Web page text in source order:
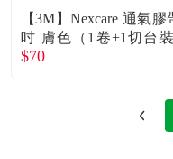
【3M】Nexcare 通氣膠
吋 膚色（1卷+1切台裝
單入
$70